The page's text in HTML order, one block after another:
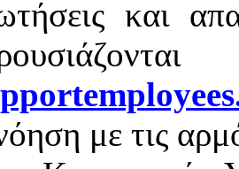
και
με τις